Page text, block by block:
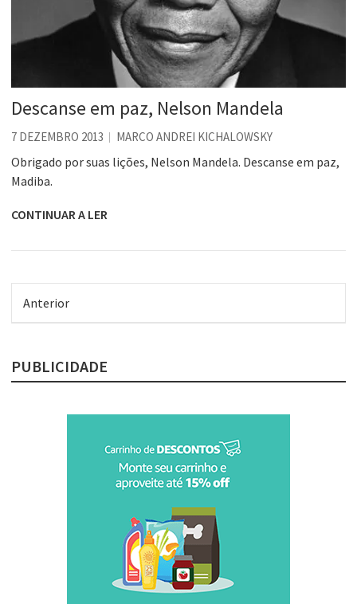
Descanse em paz, Nelson Mandela
7 DEZEMBRO 2013 MARCO ANDREI KICHALOWSKY
Obrigado por suas lições, Nelson Mandela. Descanse em paz,
Madiba.
CONTINUAR A LER
Anterior
PUBLICIDADE